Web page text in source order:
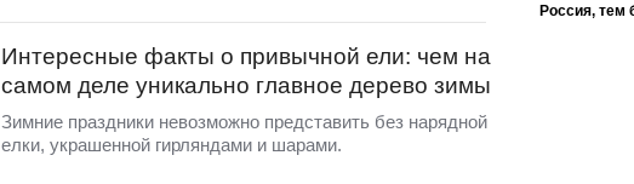
Интересные факты о привычной ели: чем на
самом деле уникально главное дерево зимы
Зимние праздники невозможно представить без нарядной
елки, украшенной гирляндами и шарами.